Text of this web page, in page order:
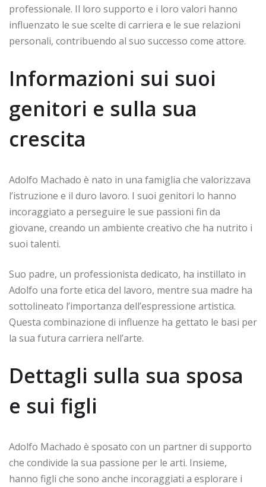
professionale. Il loro supporto e i loro valori hanno
influenzato le sue scelte di carriera e le sue relazioni
personali, contribuendo al suo successo come attore.
Informazioni sui suoi
genitori e sulla sua
crescita
Adolfo Machado è nato in una famiglia che valorizzava
l’istruzione e il duro lavoro. I suoi genitori lo hanno
incoraggiato a perseguire le sue passioni fin da
giovane, creando un ambiente creativo che ha nutrito i
suoi talenti.
Suo padre, un professionista dedicato, ha instillato in
Adolfo una forte etica del lavoro, mentre sua madre ha
sottolineato l’importanza dell’espressione artistica.
Questa combinazione di influenze ha gettato le basi per
la sua futura carriera nell’arte.
Dettagli sulla sua sposa
e sui figli
Adolfo Machado è sposato con un partner di supporto
che condivide la sua passione per le arti. Insieme,
hanno figli che sono anche incoraggiati a esplorare i